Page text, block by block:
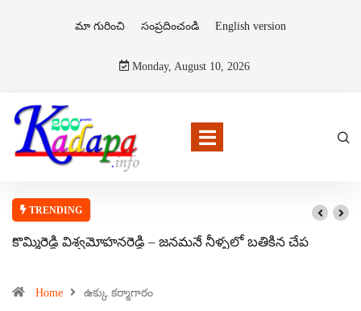
మా గురించి సంప్రదించండి English version
Monday, August 10, 2026
TRENDING
కొమ్మిరెడ్డి విశ్వమోహనరెడ్డి – జనమనే నీళ్ళలో బతికిన చేప
Home ఉక్కు కర్మాగారం